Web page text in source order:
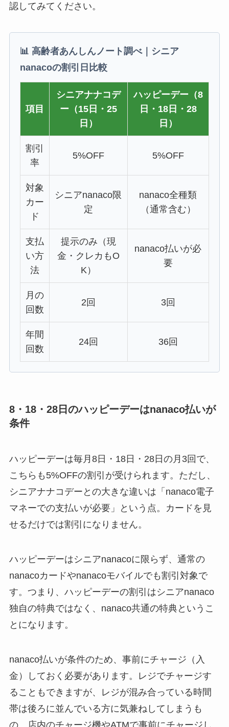
認してみてください。
📊 高齢者あんしんノート調べ｜シニア
nanacoの割引日比較
項目
シニアナナコデ
ー（15日・25
日）
ハッピーデー（8
日・18日・28
日）
割引
率
5%OFF 5%OFF
対象
カー
ド
シニアnanaco限
定
nanaco全種類
（通常含む）
支払
い方
法
提示のみ（現
金・クレカもO
K）
nanaco払いが必
要
月の
回数
2回 3回
年間
回数
24回 36回
8・18・28日のハッピーデーはnanaco払いが
条件
ハッピーデーは毎月8日・18日・28日の月3回で、
こちらも5%OFFの割引が受けられます。ただし、
シニアナナコデーとの大きな違いは「nanaco電子
マネーでの支払いが必要」という点。カードを見
せるだけでは割引になりません。
ハッピーデーはシニアnanacoに限らず、通常の
nanacoカードやnanacoモバイルでも割引対象で
す。つまり、ハッピーデーの割引はシニアnanaco
独自の特典ではなく、nanaco共通の特典というこ
とになります。
nanaco払いが条件のため、事前にチャージ（入
金）しておく必要があります。レジでチャージす
ることもできますが、レジが混み合っている時間
帯は後ろに並んでいる方に気兼ねしてしまうも
の。店内のチャージ機やATMで事前にチャージし